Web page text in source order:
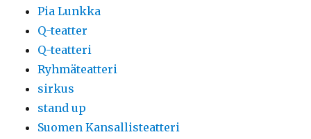
Pia Lunkka
Q-teatter
Q-teatteri
Ryhmäteatteri
sirkus
stand up
Suomen Kansallisteatteri